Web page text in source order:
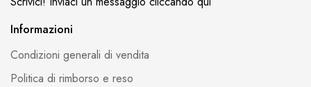
Informazioni
Condizioni generali di vendita
Politica di rimborso e reso